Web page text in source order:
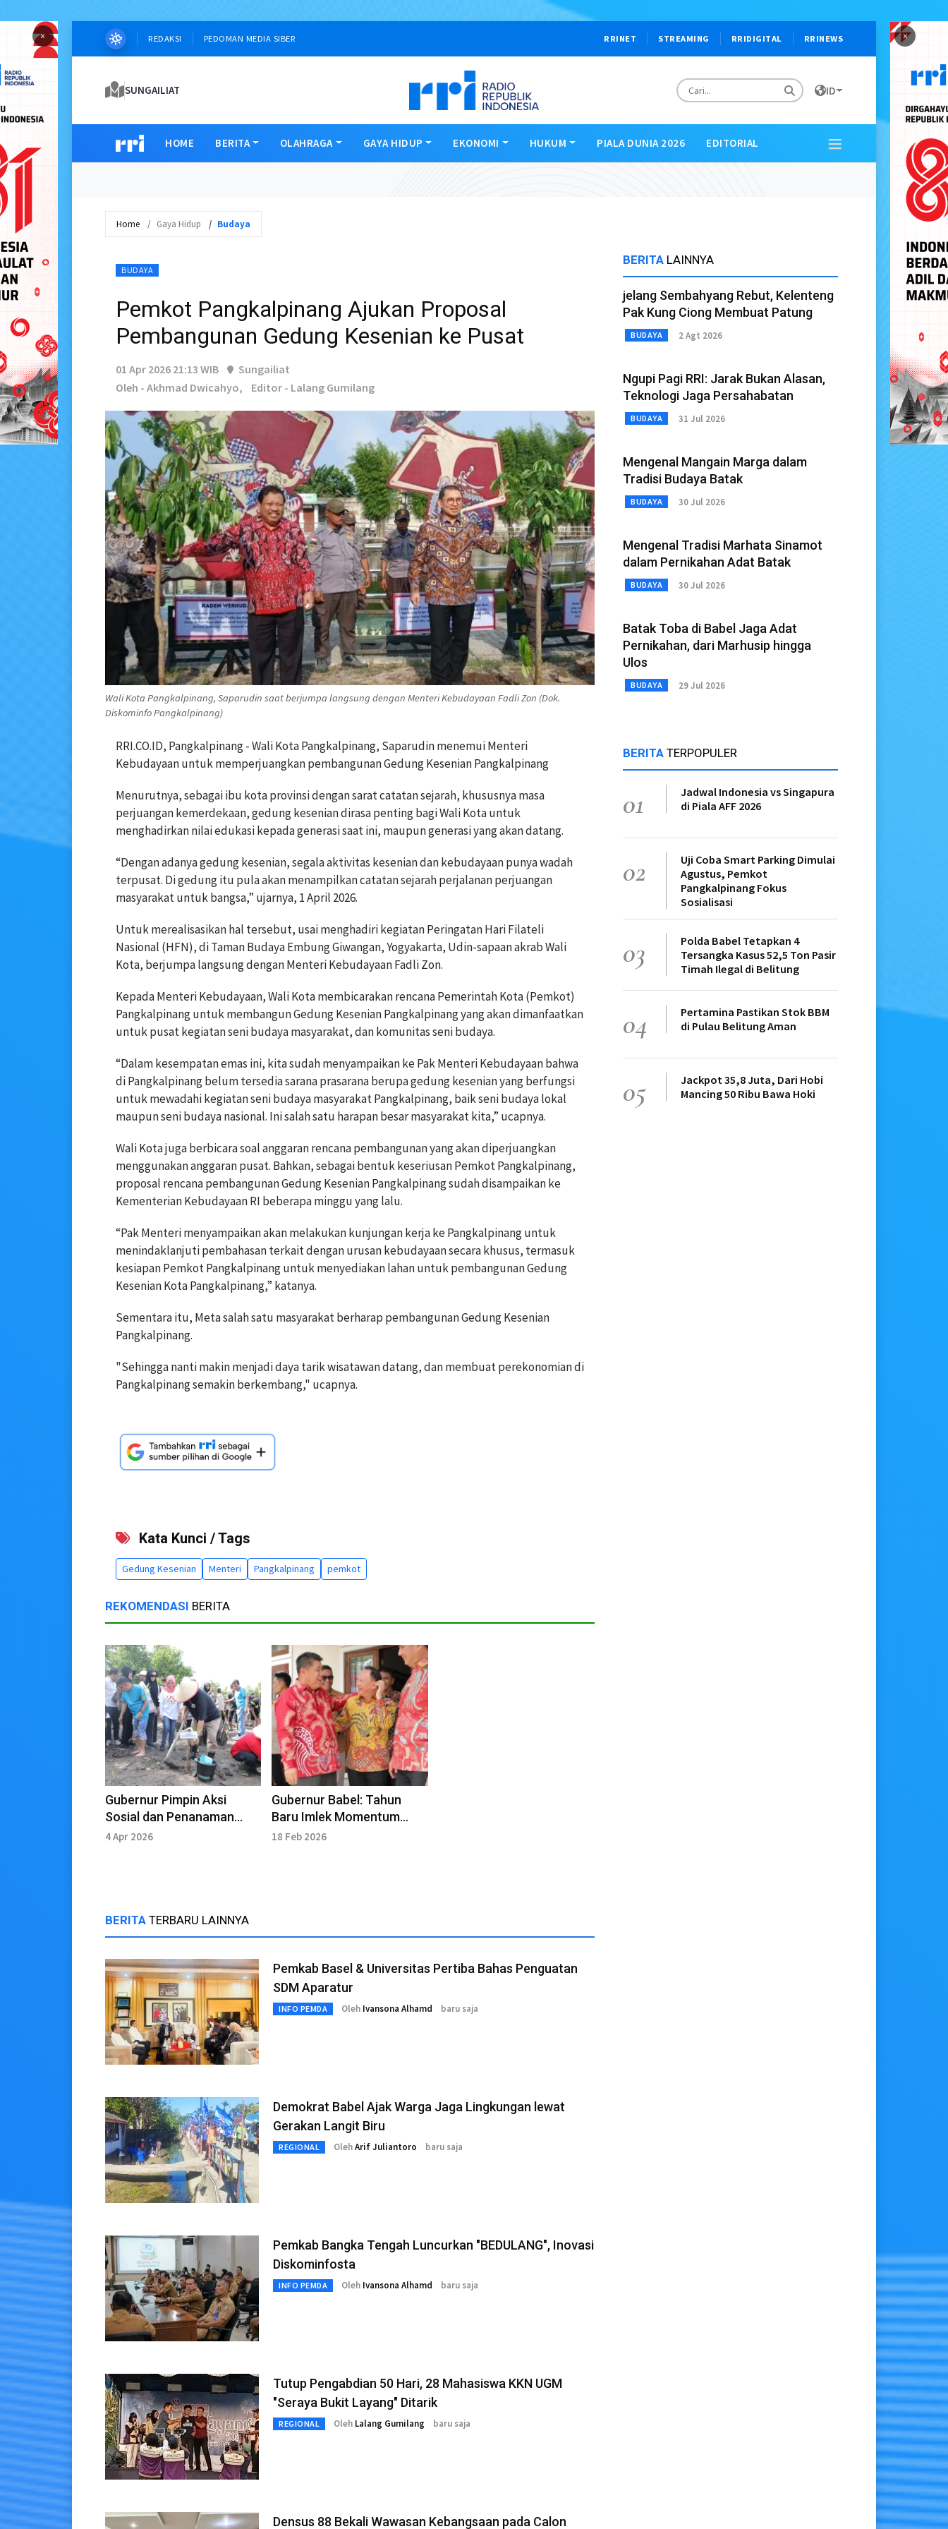
× ×
REDAKSI PEDOMAN MEDIA SIBER RRINET STREAMING RRIDIGITAL RRINEWS
SUNGAILIAT ID
HOME BERITA OLAHRAGA GAYA HIDUP EKONOMI HUKUM PIALA DUNIA 2026 EDITORIAL
Home Gaya Hidup Budaya
BUDAYA
Pemkot Pangkalpinang Ajukan Proposal
Pembangunan Gedung Kesenian ke Pusat
01 Apr 2026 21:13 WIB
Sungailiat
Oleh - Akhmad Dwicahyo,
Editor - Lalang Gumilang
Wali Kota Pangkalpinang, Saparudin saat berjumpa langsung dengan Menteri Kebudayaan Fadli Zon (Dok.
Diskominfo Pangkalpinang)
RRI.CO.ID, Pangkalpinang - Wali Kota Pangkalpinang, Saparudin menemui Menteri
Kebudayaan untuk memperjuangkan pembangunan Gedung Kesenian Pangkalpinang
Menurutnya, sebagai ibu kota provinsi dengan sarat catatan sejarah, khususnya masa
perjuangan kemerdekaan, gedung kesenian dirasa penting bagi Wali Kota untuk
menghadirkan nilai edukasi kepada generasi saat ini, maupun generasi yang akan datang.
“Dengan adanya gedung kesenian, segala aktivitas kesenian dan kebudayaan punya wadah
terpusat. Di gedung itu pula akan menampilkan catatan sejarah perjalanan perjuangan
masyarakat untuk bangsa,” ujarnya, 1 April 2026.
Untuk merealisasikan hal tersebut, usai menghadiri kegiatan Peringatan Hari Filateli
Nasional (HFN), di Taman Budaya Embung Giwangan, Yogyakarta, Udin-sapaan akrab Wali
Kota, berjumpa langsung dengan Menteri Kebudayaan Fadli Zon.
Kepada Menteri Kebudayaan, Wali Kota membicarakan rencana Pemerintah Kota (Pemkot)
Pangkalpinang untuk membangun Gedung Kesenian Pangkalpinang yang akan dimanfaatkan
untuk pusat kegiatan seni budaya masyarakat, dan komunitas seni budaya.
“Dalam kesempatan emas ini, kita sudah menyampaikan ke Pak Menteri Kebudayaan bahwa
di Pangkalpinang belum tersedia sarana prasarana berupa gedung kesenian yang berfungsi
untuk mewadahi kegiatan seni budaya masyarakat Pangkalpinang, baik seni budaya lokal
maupun seni budaya nasional. Ini salah satu harapan besar masyarakat kita,” ucapnya.
Wali Kota juga berbicara soal anggaran rencana pembangunan yang akan diperjuangkan
menggunakan anggaran pusat. Bahkan, sebagai bentuk keseriusan Pemkot Pangkalpinang,
proposal rencana pembangunan Gedung Kesenian Pangkalpinang sudah disampaikan ke
Kementerian Kebudayaan RI beberapa minggu yang lalu.
“Pak Menteri menyampaikan akan melakukan kunjungan kerja ke Pangkalpinang untuk
menindaklanjuti pembahasan terkait dengan urusan kebudayaan secara khusus, termasuk
kesiapan Pemkot Pangkalpinang untuk menyediakan lahan untuk pembangunan Gedung
Kesenian Kota Pangkalpinang,” katanya.
Sementara itu, Meta salah satu masyarakat berharap pembangunan Gedung Kesenian
Pangkalpinang.
"Sehingga nanti makin menjadi daya tarik wisatawan datang, dan membuat perekonomian di
Pangkalpinang semakin berkembang," ucapnya.
Kata Kunci / Tags
Gedung Kesenian Menteri Pangkalpinang pemkot
REKOMENDASI BERITA
Gubernur Pimpin Aksi
Sosial dan Penanaman
Mangrove di Pesisir Pantai
4 Apr 2026
Gubernur Babel: Tahun
Baru Imlek Momentum
Perkuat Toleransi
18 Feb 2026
BERITA TERBARU LAINNYA
Pemkab Basel & Universitas Pertiba Bahas Penguatan
SDM Aparatur
INFO PEMDA Oleh Ivansona Alhamd baru saja
Demokrat Babel Ajak Warga Jaga Lingkungan lewat
Gerakan Langit Biru
REGIONAL OlehArif Juliantoro baru saja
Pemkab Bangka Tengah Luncurkan "BEDULANG", Inovasi
Diskominfosta
INFO PEMDA Oleh Ivansona Alhamd baru saja
Tutup Pengabdian 50 Hari, 28 Mahasiswa KKN UGM
"Seraya Bukit Layang" Ditarik
REGIONAL Oleh Lalang Gumilang baru saja
Densus 88 Bekali Wawasan Kebangsaan pada Calon
BERITA LAINNYA
jelang Sembahyang Rebut, Kelenteng
Pak Kung Ciong Membuat Patung
BUDAYA 2 Agt 2026
Ngupi Pagi RRI: Jarak Bukan Alasan,
Teknologi Jaga Persahabatan
BUDAYA 31 Jul 2026
Mengenal Mangain Marga dalam
Tradisi Budaya Batak
BUDAYA 30 Jul 2026
Mengenal Tradisi Marhata Sinamot
dalam Pernikahan Adat Batak
BUDAYA 30 Jul 2026
Batak Toba di Babel Jaga Adat
Pernikahan, dari Marhusip hingga
Ulos
BUDAYA 29 Jul 2026
BERITA TERPOPULER
01
Jadwal Indonesia vs Singapura
di Piala AFF 2026
02
Uji Coba Smart Parking Dimulai
Agustus, Pemkot
Pangkalpinang Fokus
Sosialisasi
03
Polda Babel Tetapkan 4
Tersangka Kasus 52,5 Ton Pasir
Timah Ilegal di Belitung
04
Pertamina Pastikan Stok BBM
di Pulau Belitung Aman
05
Jackpot 35,8 Juta, Dari Hobi
Mancing 50 Ribu Bawa Hoki